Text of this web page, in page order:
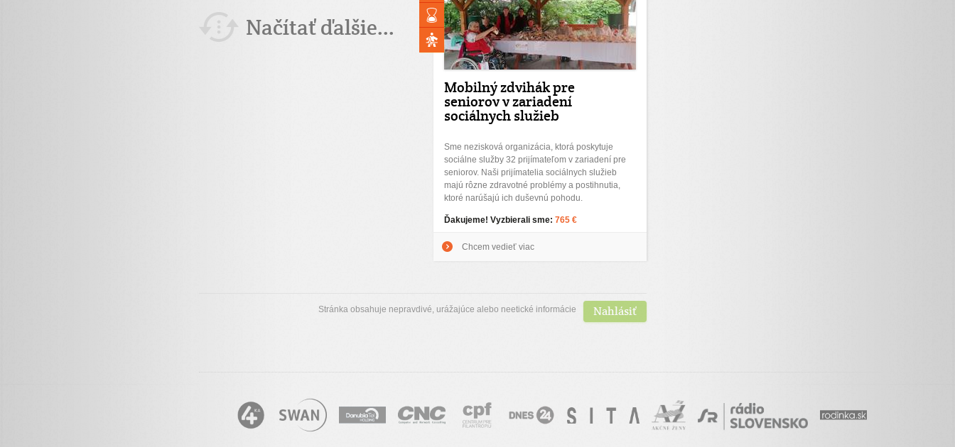
Mobilný zdvihák pre
seniorov v zariadení
sociálnych služieb
Sme nezisková organizácia, ktorá poskytuje
sociálne služby 32 prijímateľom v zariadení pre
seniorov. Naši prijímatelia sociálnych služieb
majú rôzne zdravotné problémy a postihnutia,
ktoré narúšajú ich duševnú pohodu.
Ďakujeme! Vyzbierali sme: 765 €
Chcem vedieť viac
Načítať ďalšie...
Nahlásiť
Stránka obsahuje nepravdivé, urážajúce alebo neetické informácie